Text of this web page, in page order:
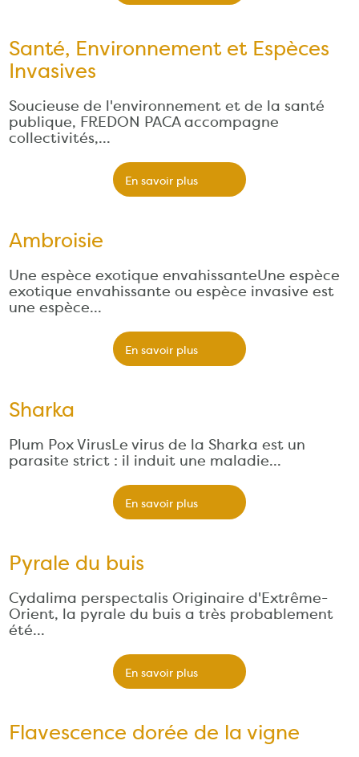
Santé, Environnement et Espèces
Invasives
Soucieuse de l'environnement et de la santé
publique, FREDON PACA accompagne
collectivités,…
En savoir plus
Ambroisie
Une espèce exotique envahissanteUne espèce
exotique envahissante ou espèce invasive est
une espèce…
En savoir plus
Sharka
Plum Pox VirusLe virus de la Sharka est un
parasite strict : il induit une maladie…
En savoir plus
Pyrale du buis
Cydalima perspectalis Originaire d'Extrême-
Orient, la pyrale du buis a très probablement
été…
En savoir plus
Flavescence dorée de la vigne